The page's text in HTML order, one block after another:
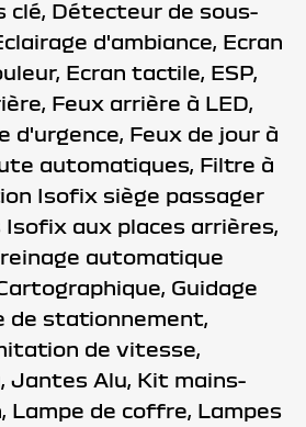
clé, Détecteur de sous-
d'ambiance, Ecran
Ecran tactile, ESP,
Feux arrière à LED,
d'urgence, Feux de jour à
automatiques, Filtre à
Isofix siège passager
Isofix aux places arrières,
automatique
Guidage
de stationnement,
de vitesse,
Jantes Alu, Kit mains-
Lampe de coffre, Lampes